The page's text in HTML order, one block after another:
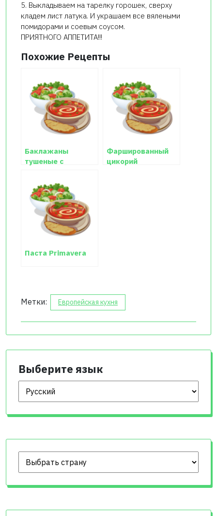
5. Выкладываем на тарелку горошек, сверху
кладем лист латука. И украшаем все вялеными
помидорами и соевым соусом.
ПРИЯТНОГО АППЕТИТА!!!
Похожие Рецепты
Баклажаны
тушеные с
чесноком
Фаршированный
цикорий
Паста Primavera
Метки: Европейская кухня
Выберите язык
Выберите язык